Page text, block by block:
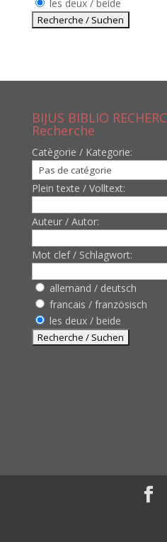
les deux / beide
BIJUS BIBLIO
Recherche
Catègorie / Kategorie:
Plein texte / Volltext:
Auteur / Autor:
Mot clef / Schlagwort:
allemand / deutsch
francais / französisch
les deux / beide